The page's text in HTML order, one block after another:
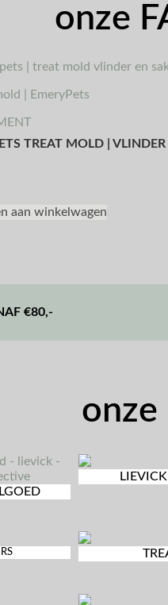
onze
TREAT MOLD |
aan winkelwagen
€80,-
onze